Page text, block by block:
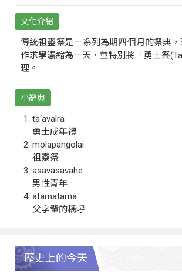
文化介紹
傳統祖靈祭是一系列為期四個月的祭典
作求學濃縮為一天，並特別將「勇士祭
理。
小辭典
ta‘avalra
勇士成年禮
molapangolai
祖靈祭
asavasavahe
男性青年
atamatama
父字輩的稱呼
歷史上的今天